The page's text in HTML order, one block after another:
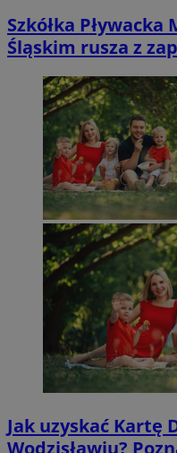
Szkółka Pływacka
Śląskim rusza z
Jak uzyskać Kartę